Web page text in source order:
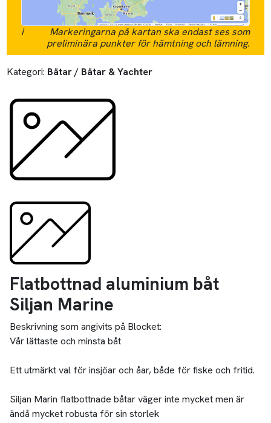
i
Markeringarna på kartan ska endast ses som
preliminära punkter för hämtning och lämning.
Kategori: Båtar / Båtar & Yachter
Flatbottnad aluminium båt
Siljan Marine
Beskrivning som angivits på Blocket:
Vår lättaste och minsta båt
Ett utmärkt val för insjöar och åar, både för fiske och fritid.
Siljan Marin flatbottnade båtar väger inte mycket men är
ändå mycket robusta för sin storlek